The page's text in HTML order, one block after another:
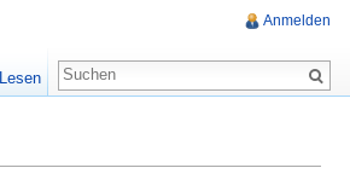
Anmelden
Lesen